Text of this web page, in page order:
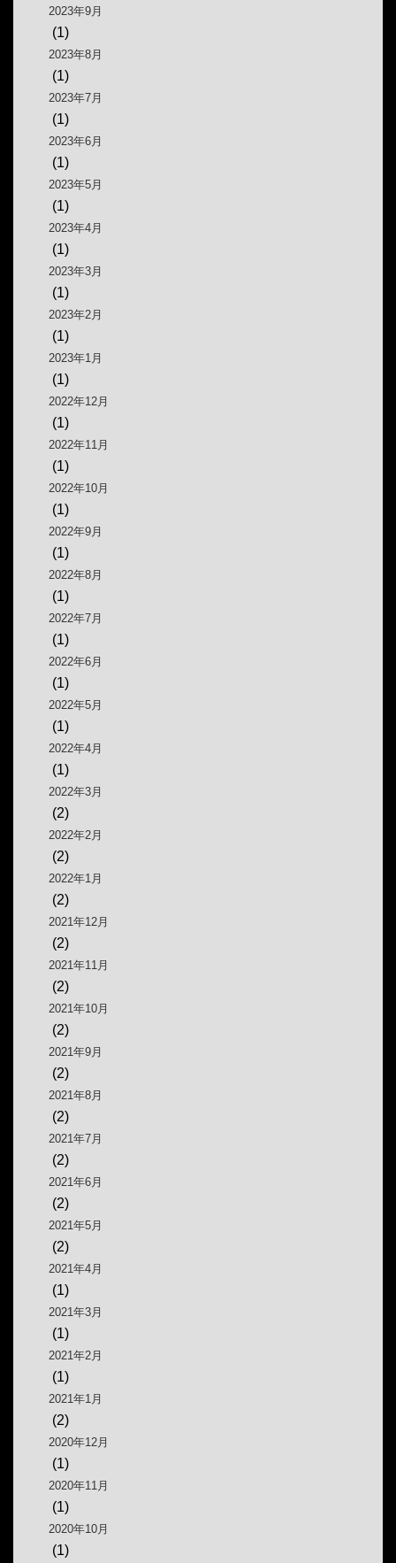
2023年9月
(1)
2023年8月
(1)
2023年7月
(1)
2023年6月
(1)
2023年5月
(1)
2023年4月
(1)
2023年3月
(1)
2023年2月
(1)
2023年1月
(1)
2022年12月
(1)
2022年11月
(1)
2022年10月
(1)
2022年9月
(1)
2022年8月
(1)
2022年7月
(1)
2022年6月
(1)
2022年5月
(1)
2022年4月
(1)
2022年3月
(2)
2022年2月
(2)
2022年1月
(2)
2021年12月
(2)
2021年11月
(2)
2021年10月
(2)
2021年9月
(2)
2021年8月
(2)
2021年7月
(2)
2021年6月
(2)
2021年5月
(2)
2021年4月
(1)
2021年3月
(1)
2021年2月
(1)
2021年1月
(2)
2020年12月
(1)
2020年11月
(1)
2020年10月
(1)